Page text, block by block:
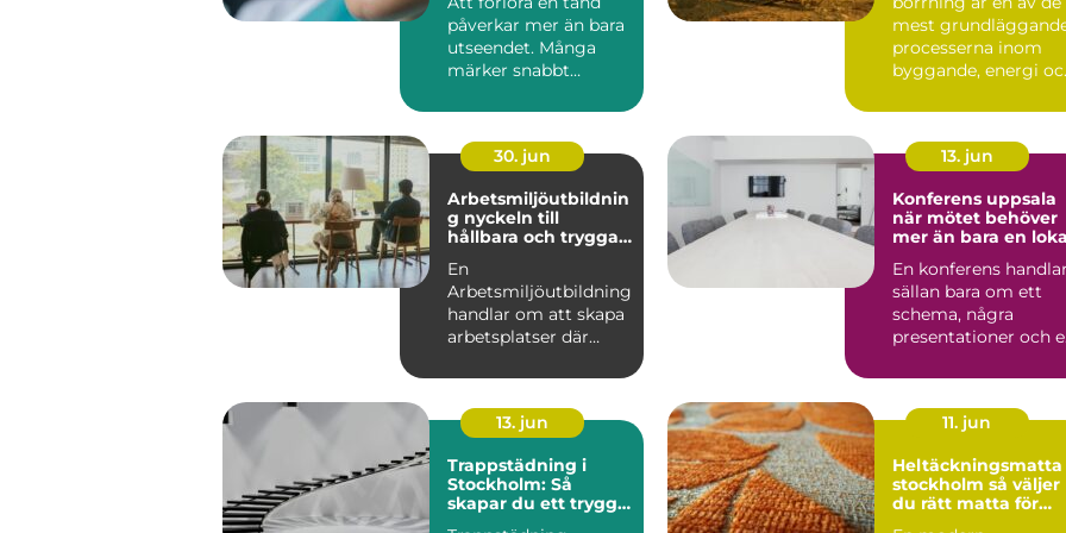
påverkar mer än bara
utseendet. Många
märker snabbt
tuggar, hu...
mest
processerna inom
byggande, energi
vä...
30. jun
Arbetsmiljöutbildnin
g nyckeln till
hållbara och trygga
En
Arbetsmiljöutbildning
handlar om att skapa
arbetsplatser där
prestera bra utan att
13. jun
Konferens uppsala
när mötet behöver
mer än bara en
En konferens handlar
sällan bara om ett
schema, några
presentationer och
För...
13. jun
Trappstädning i
Stockholm: Så
skapar du ett tryggt
11. jun
Heltäckningsmatta
stockholm så väljer
du rätt matta för